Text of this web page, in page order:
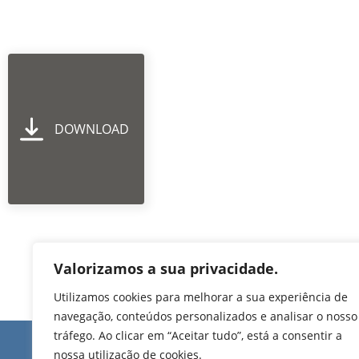
Valorizamos a sua privacidade.
Utilizamos cookies para melhorar a sua experiência de
navegação, conteúdos personalizados e analisar o nosso
tráfego. Ao clicar em “Aceitar tudo”, está a consentir a
nossa utilização de cookies.
DOWNLOAD
Edifício de Jovim